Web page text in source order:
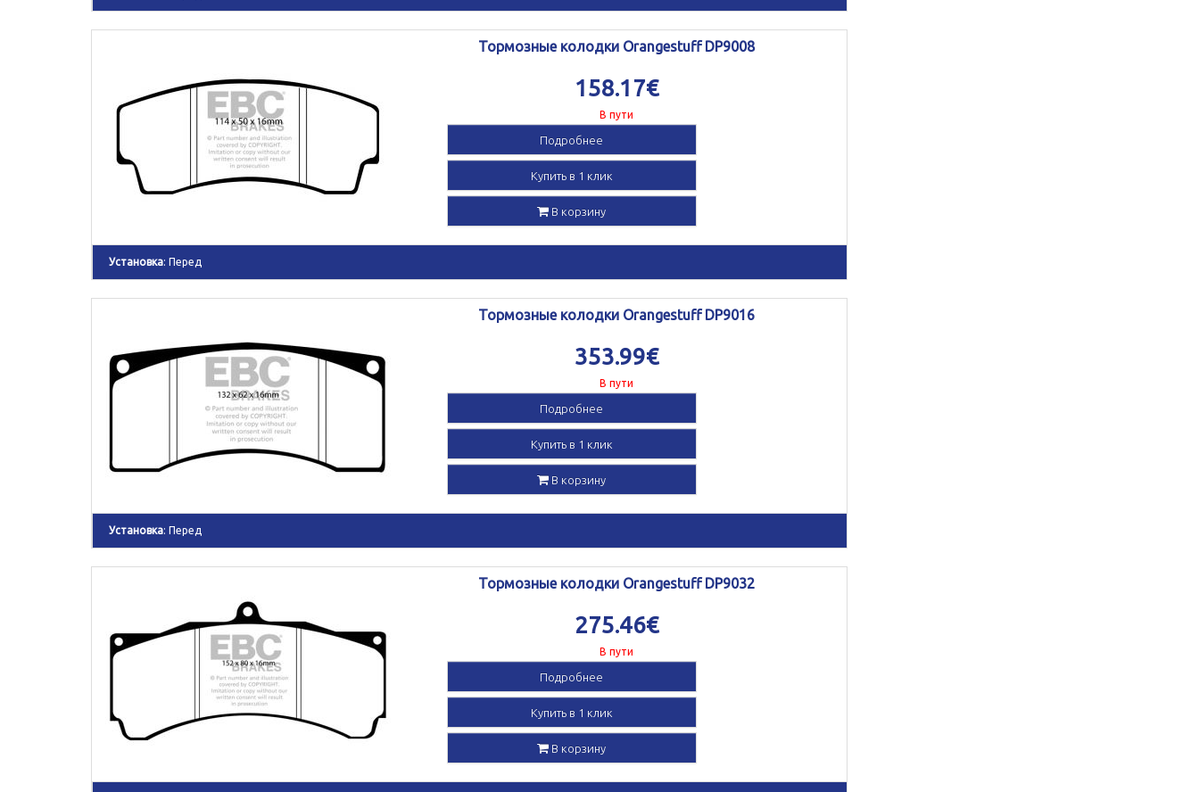
Тормозные колодки Orangestuff DP9008
158.17€
В пути
Подробнее
Купить в 1 клик
В корзину
Установка: Перед
Тормозные колодки Orangestuff DP9016
353.99€
В пути
Подробнее
Купить в 1 клик
В корзину
Установка: Перед
Тормозные колодки Orangestuff DP9032
275.46€
В пути
Подробнее
Купить в 1 клик
В корзину